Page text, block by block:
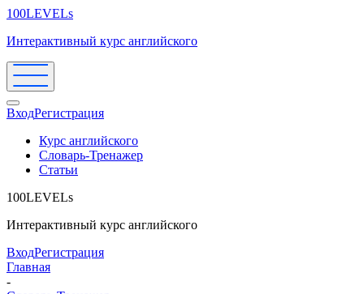
100LEVELs
Интерактивный курс английского
ВходРегистрация
Курс английского
Словарь-Тренажер
Статьи
100LEVELs
Интерактивный курс английского
ВходРегистрация
Главная
-